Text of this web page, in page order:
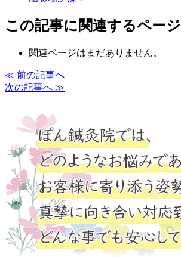
この記事に関連するページ
関連ページはまだありません。
≪ 前の記事へ
次の記事へ ≫